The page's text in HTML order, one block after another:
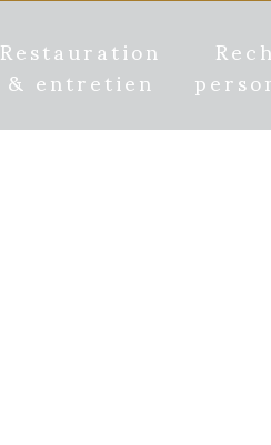
Restauration
& entretien